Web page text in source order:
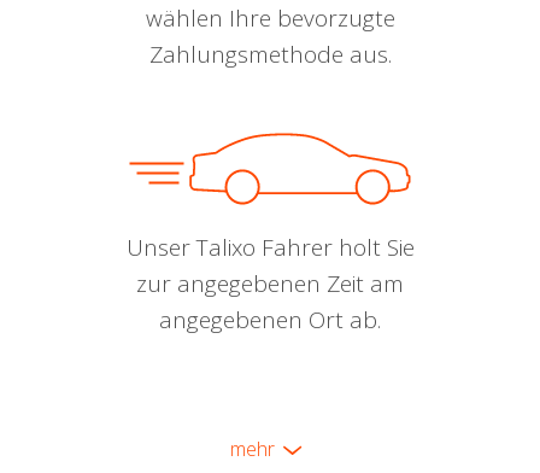
wählen Ihre bevorzugte
Zahlungsmethode aus.
Unser Talixo Fahrer holt Sie
zur angegebenen Zeit am
angegebenen Ort ab.
mehr